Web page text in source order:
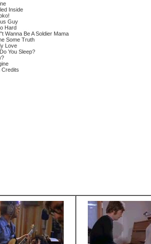
Inside
Guy
Hard
Wanna Be A Soldier Mama
Some Truth
Love
You Sleep?
Credits